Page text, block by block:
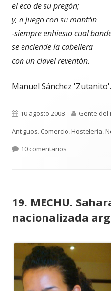
el eco de su pregón;
y, a juego con su mantón
-siempre enhiesto cual
se enciende la cabellera
con un clavel reventón.
Manuel Sánchez 'Zutanito'.
Publicado
el
10 agosto 2008 Autor
Gente del
Antiguos, Comercio,Hostelería,
10 comentarios
19. MECHU.
nacionalizada